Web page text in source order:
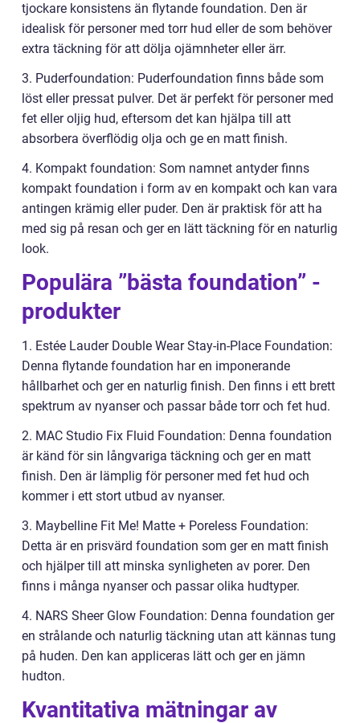
tjockare konsistens än flytande foundation. Den är
idealisk för personer med torr hud eller de som behöver
extra täckning för att dölja ojämnheter eller ärr.
3. Puderfoundation: Puderfoundation finns både som
löst eller pressat pulver. Det är perfekt för personer med
fet eller oljig hud, eftersom det kan hjälpa till att
absorbera överflödig olja och ge en matt finish.
4. Kompakt foundation: Som namnet antyder finns
kompakt foundation i form av en kompakt och kan vara
antingen krämig eller puder. Den är praktisk för att ha
med sig på resan och ger en lätt täckning för en naturlig
look.
Populära ”bästa foundation” -
produkter
1. Estée Lauder Double Wear Stay-in-Place Foundation:
Denna flytande foundation har en imponerande
hållbarhet och ger en naturlig finish. Den finns i ett brett
spektrum av nyanser och passar både torr och fet hud.
2. MAC Studio Fix Fluid Foundation: Denna foundation
är känd för sin långvariga täckning och ger en matt
finish. Den är lämplig för personer med fet hud och
kommer i ett stort utbud av nyanser.
3. Maybelline Fit Me! Matte + Poreless Foundation:
Detta är en prisvärd foundation som ger en matt finish
och hjälper till att minska synligheten av porer. Den
finns i många nyanser och passar olika hudtyper.
4. NARS Sheer Glow Foundation: Denna foundation ger
en strålande och naturlig täckning utan att kännas tung
på huden. Den kan appliceras lätt och ger en jämn
hudton.
Kvantitativa mätningar av